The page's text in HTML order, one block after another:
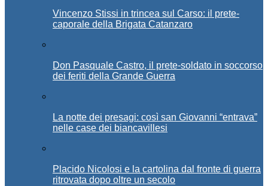
Vincenzo Stissi in trincea sul Carso: il prete-
caporale della Brigata Catanzaro
Don Pasquale Castro, il prete-soldato in soccorso
dei feriti della Grande Guerra
La notte dei presagi: così san Giovanni “entrava”
nelle case dei biancavillesi
Placido Nicolosi e la cartolina dal fronte di guerra
ritrovata dopo oltre un secolo